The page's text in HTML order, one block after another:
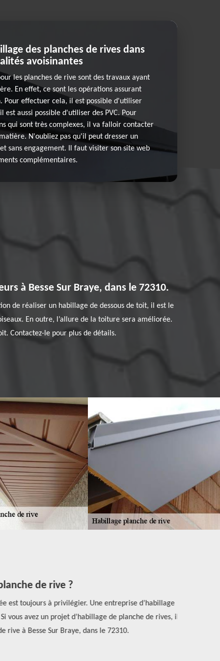
des planches de rives dans
avoisinantes
les planches de rive sont des travaux ayant
En effet, ce sont les opérations assurant
Pour effectuer cela, il est possible d'utiliser
est aussi possible d'utiliser des PVC. Pour
qui sont très complexes, il va falloir contacter
N'oubliez pas qu'il peut dresser un
sans engagement. Il faut visiter son site web
complémentaires.
à Besse Sur Braye, dans le 72310.
de réaliser un habillage de dessous de toit, il est le
En outre, l’allure de la toiture sera améliorée.
Contactez-le pour plus de détails.
de rive ?
est toujours à privilégier. Une entreprise d’habillage
avez un projet d’habillage de planche de rives, il
à Besse Sur Braye, dans le 72310.